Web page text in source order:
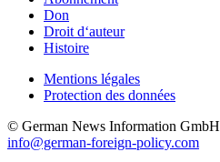
Don
Droit d‘auteur
Histoire
Mentions légales
Protection des données
© German News Information GmbH
info@german-foreign-policy.com